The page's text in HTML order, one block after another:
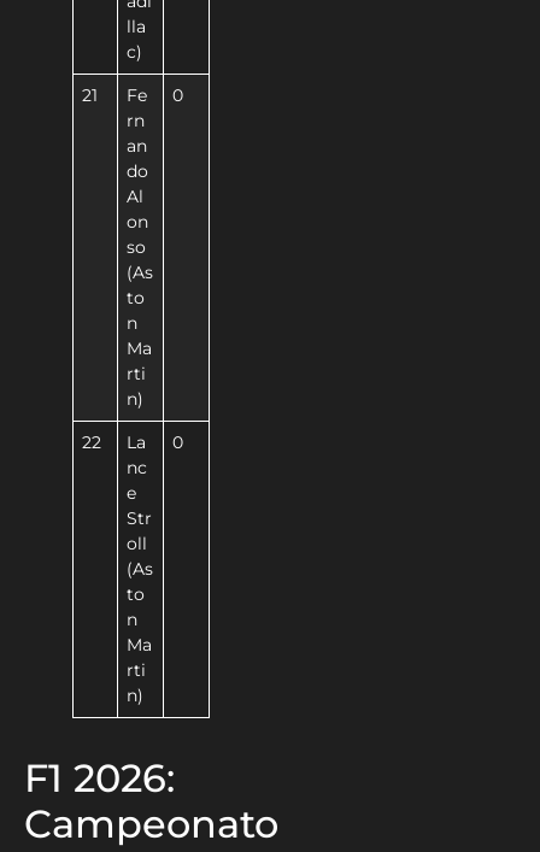
lla
c)
21
Fe
rn
an
do
Al
on
so
(As
to
n
Ma
rti
n)
0
22
La
nc
e
Str
oll
(As
to
n
Ma
rti
n)
0
F1 2026:
Campeonato